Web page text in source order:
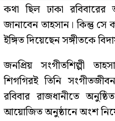
কথা ছিল ঢাকা রবিবারের
জানাবেন তাহসান। কিন্তু সে
ইঙ্গিত দিয়েছেন সঙ্গীতকে
জনপ্রিয় সংগীতশিল্পী
শিগগিরই তিনি
রবিবার রাজধানীতে
আয়োজিত অনুষ্ঠানে অংশ